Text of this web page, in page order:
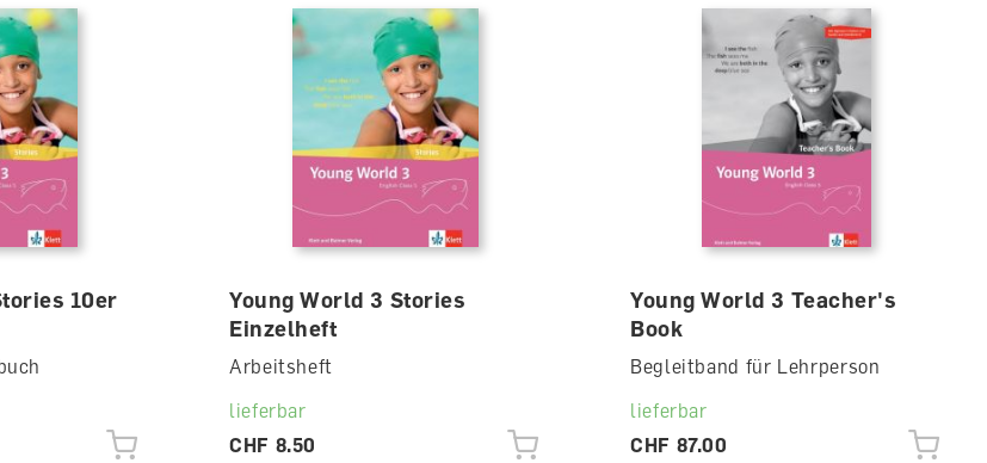
10er
Young World 3 Stories
Einzelheft
Arbeitsheft
lieferbar
CHF 8.50
Young World 3 Teacher's
Book
Begleitband für Lehrperson
lieferbar
CHF 87.00